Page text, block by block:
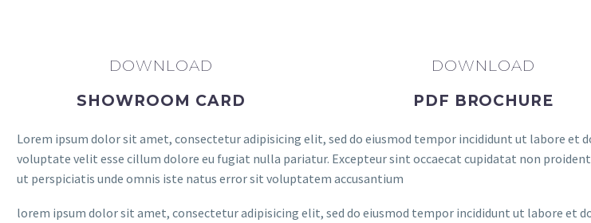
DOWNLOAD
SHOWROOM CARD
DOWNLOAD
PDF BROCHURE
Lorem ipsum dolor sit amet, consectetur adipisicing elit, sed do eiusmod tempor incididunt ut labore et
voluptate velit esse cillum dolore eu fugiat nulla pariatur. Excepteur sint occaecat cupidatat non
ut perspiciatis unde omnis iste natus error sit voluptatem accusantium
lorem ipsum dolor sit amet, consectetur adipisicing elit, sed do eiusmod tempor incididunt ut labore et